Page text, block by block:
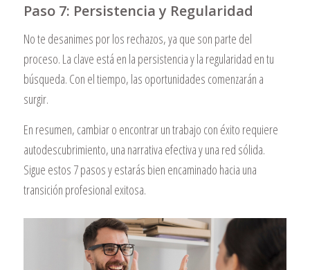
Paso 7: Persistencia y Regularidad
No te desanimes por los rechazos, ya que son parte del
proceso. La clave está en la persistencia y la regularidad en tu
búsqueda. Con el tiempo, las oportunidades comenzarán a
surgir.
En resumen, cambiar o encontrar un trabajo con éxito requiere
autodescubrimiento, una narrativa efectiva y una red sólida.
Sigue estos 7 pasos y estarás bien encaminado hacia una
transición profesional exitosa.